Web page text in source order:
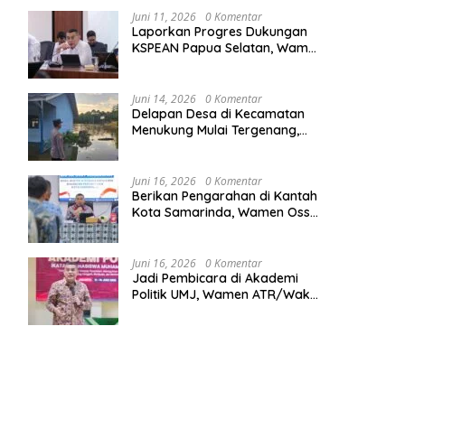
Juni 11, 2026 0 Komentar
Laporkan Progres Dukungan
KSPEAN Papua Selatan, Wamen
Nasional
Juni 14, 2026 0 Komentar
Delapan Desa di Kecamatan
Menukung Mulai Tergenang,
Juni 16, 2026 0 Komentar
Berikan Pengarahan di Kantah
Kota Samarinda, Wamen Ossy:
Kalimantan Timur
Juni 16, 2026 0 Komentar
Jadi Pembicara di Akademi
Politik UMJ, Wamen ATR/Waka